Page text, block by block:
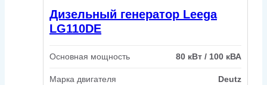
Дизельный генератор Leega
LG110DE
Основная мощность 80 кВт / 100 кВА
Марка двигателя Deutz